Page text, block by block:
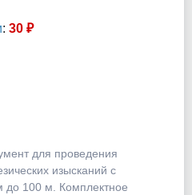
: 30 ₽
для проведения
изысканий с
100 м. Комплектное